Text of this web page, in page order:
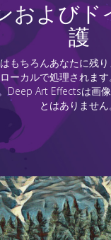
およびド
護
もちろんあなたに残
ーカルで処理されま
Deep Art Effectsは画
とはありません